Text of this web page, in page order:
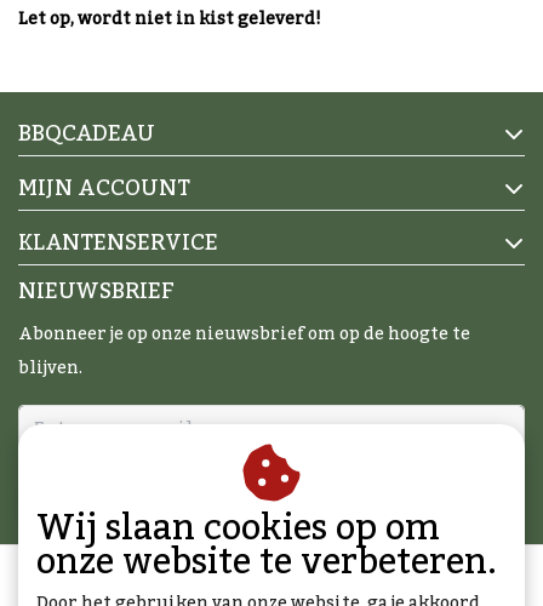
Let op, wordt niet in kist geleverd!
BBQCADEAU
MIJN ACCOUNT
KLANTENSERVICE
NIEUWSBRIEF
Abonneer je op onze nieuwsbrief om op de hoogte te
blijven.
Wij slaan cookies op om
onze website te verbeteren.